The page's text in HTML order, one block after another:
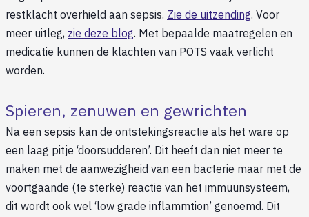
restklacht overhield aan sepsis. Zie de uitzending. Voor
meer uitleg, zie deze blog. Met bepaalde maatregelen en
medicatie kunnen de klachten van POTS vaak verlicht
worden.
Spieren, zenuwen en gewrichten
Na een sepsis kan de ontstekingsreactie als het ware op
een laag pitje ‘doorsudderen’. Dit heeft dan niet meer te
maken met de aanwezigheid van een bacterie maar met de
voortgaande (te sterke) reactie van het immuunsysteem,
dit wordt ook wel ‘low grade inflammtion’ genoemd. Dit